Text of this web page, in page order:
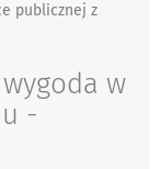
publicznej z
w
-